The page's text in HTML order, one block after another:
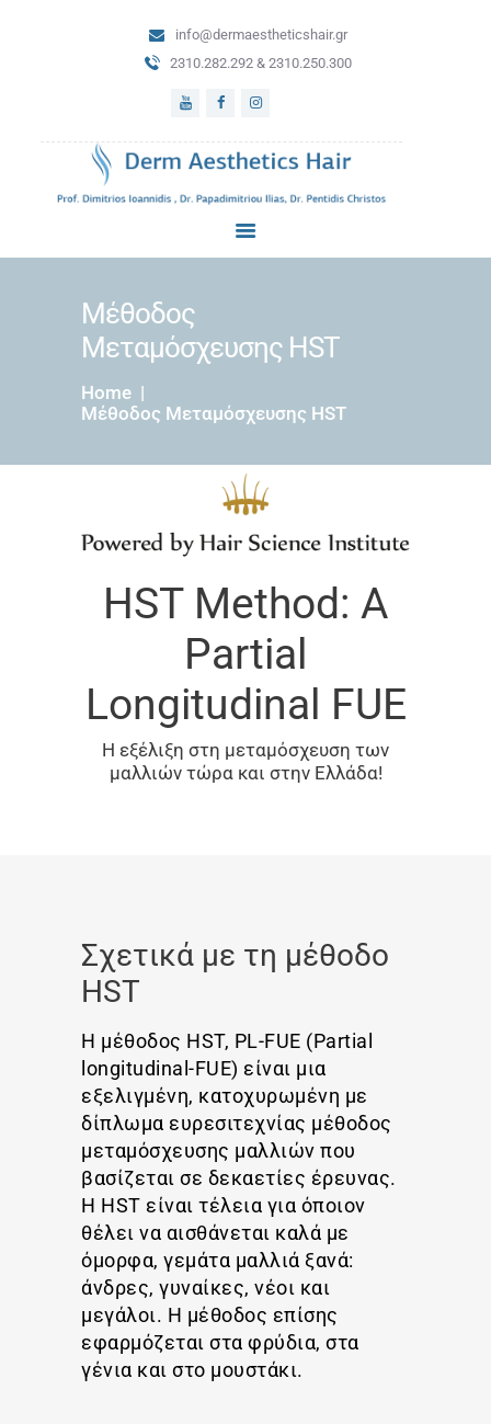
info@dermaestheticshair.gr
2310.282.292 & 2310.250.300
Μέθοδος
Μεταμόσχευσης HST
Home
Μέθοδος Μεταμόσχευσης HST
ΑΡΧΙΚΗ
ΔΕΡΜΑΤΟΛΟΓΙΚΕΣ
ΥΠΗΡΕΣΙΕΣ
ΜΕΤΑΜΟΣΧΕΥΣΗ
ΜΑΛΛΙΩΝ
ΑΙΣΘΗΤΙΚΗ
ΔΕΡΜΑΤΟΛΟΓΙΑ
BLOG
HST Method: A
Partial
Longitudinal FUE
Η εξέλιξη στη μεταμόσχευση των
μαλλιών τώρα και στην Ελλάδα!
Σχετικά με τη μέθοδο
HST
Η μέθοδος HST, PL-FUE (Partial
longitudinal-FUE) είναι μια
εξελιγμένη, κατοχυρωμένη με
δίπλωμα ευρεσιτεχνίας μέθοδος
μεταμόσχευσης μαλλιών που
βασίζεται σε δεκαετίες έρευνας.
Η HST είναι τέλεια για όποιον
θέλει να αισθάνεται καλά με
όμορφα, γεμάτα μαλλιά ξανά:
άνδρες, γυναίκες, νέοι και
μεγάλοι. Η μέθοδος επίσης
εφαρμόζεται στα φρύδια, στα
γένια και στο μουστάκι.